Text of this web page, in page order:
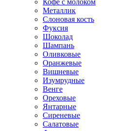
Кофе с молоком
Металлик
Слоновая кость
Фуксия
Шоколад
Шампань
Оливковые
Оранжевые
Вишневые
Изумрудные
Венге
Ореховые
Янтарные
Сиреневые
Салатовые